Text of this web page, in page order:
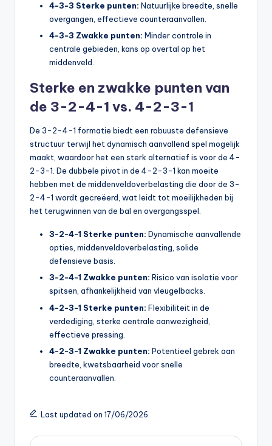
4-3-3 Sterke punten: Natuurlijke breedte, snelle
overgangen, effectieve counteraanvallen.
4-3-3 Zwakke punten: Minder controle in
centrale gebieden, kans op overtal op het
middenveld.
Sterke en zwakke punten van
de 3-2-4-1 vs. 4-2-3-1
De 3-2-4-1 formatie biedt een robuuste defensieve
structuur terwijl het dynamisch aanvallend spel mogelijk
maakt, waardoor het een sterk alternatief is voor de 4-
2-3-1. De dubbele pivot in de 4-2-3-1 kan moeite
hebben met de middenveldoverbelasting die door de 3-
2-4-1 wordt gecreëerd, wat leidt tot moeilijkheden bij
het terugwinnen van de bal en overgangsspel.
3-2-4-1 Sterke punten: Dynamische aanvallende
opties, middenveldoverbelasting, solide
defensieve basis.
3-2-4-1 Zwakke punten: Risico van isolatie voor
spitsen, afhankelijkheid van vleugelbacks.
4-2-3-1 Sterke punten: Flexibiliteit in de
verdediging, sterke centrale aanwezigheid,
effectieve pressing.
4-2-3-1 Zwakke punten: Potentieel gebrek aan
breedte, kwetsbaarheid voor snelle
counteraanvallen.
Last updated on 17/06/2026